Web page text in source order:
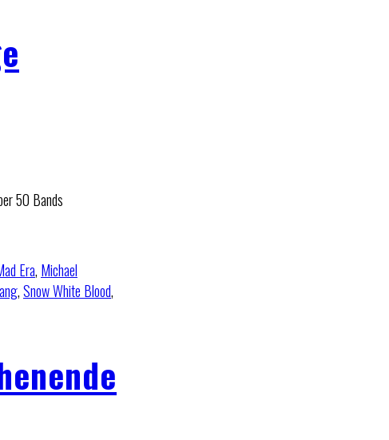
50 Bands
Era, Michael
,Snow White Blood,